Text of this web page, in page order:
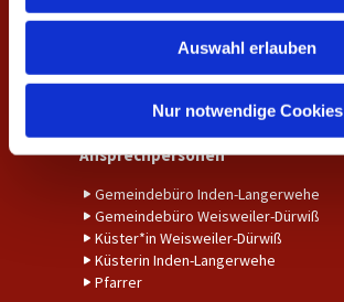
Auswahl erlauben
Nur notwendige Cookies
Amtshandlungen
Taufe
Ansprechpersonen
Gemeindebüro Inden-Langerwehe
Gemeindebüro Weisweiler-Dürwiß
Küster*in Weisweiler-Dürwiß
Küsterin Inden-Langerwehe
Pfarrer